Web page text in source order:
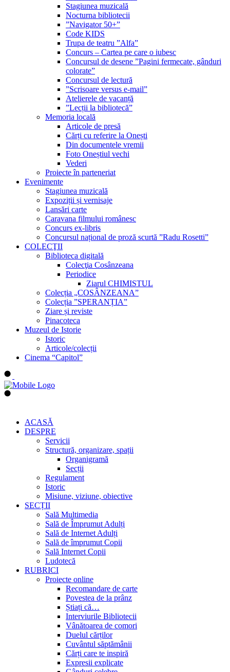
Stagiunea muzicală
Nocturna bibliotecii
”Navigator 50+”
Code KIDS
Trupa de teatru ”Alfa”
Concurs – Cartea pe care o iubesc
Concursul de desene ”Pagini fermecate, gânduri
colorate”
Concursul de lectură
”Scrisoare versus e-mail”
Atelierele de vacanță
”Lecții la bibliotecă”
Memoria locală
Articole de presă
Cărți cu referire la Onești
Din documentele vremii
Foto Oneștiul vechi
Vederi
Proiecte în parteneriat
Evenimente
Stagiunea muzicală
Expoziții și vernisaje
Lansări carte
Caravana filmului românesc
Concurs ex-libris
Concursul național de proză scurtă ”Radu Rosetti”
COLECŢII
Biblioteca digitală
Colecţia Cosânzeana
Periodice
Ziarul CHIMISTUL
Colecția „COSÂNZEANA”
Colecția ”SPERANȚIA”
Ziare și reviste
Pinacoteca
Muzeul de Istorie
Istoric
Articole/colecții
Cinema “Capitol”
ACASĂ
DESPRE
Servicii
Structură, organizare, spații
Organigramă
Secții
Regulament
Istoric
Misiune, viziune, obiective
SECȚII
Sală Multimedia
Sală de Împrumut Adulți
Sală de Internet Adulți
Sală de împrumut Copii
Sală Internet Copii
Ludotecă
RUBRICI
Proiecte online
Recomandare de carte
Povestea de la prânz
Știați că…
Interviurile Bibliotecii
Vânătoarea de comori
Duelul cărților
Cuvântul săptămânii
Cărți care te inspiră
Expresii explicate